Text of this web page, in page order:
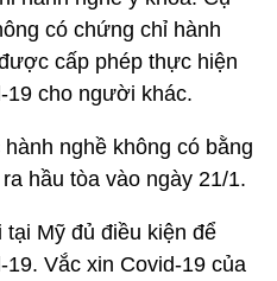
có chứng chỉ hành
cấp phép thực hiện
19 cho người khác.
nghề không có bằng
hầu tòa vào ngày 21/1.
Mỹ đủ điều kiện để
Vắc xin Covid-19 của